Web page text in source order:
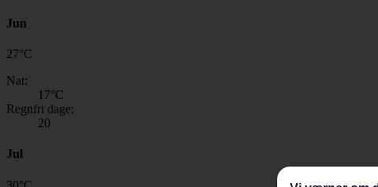
Jun
27°C
Nat:
17°C
Regnfri dage:
20
Jul